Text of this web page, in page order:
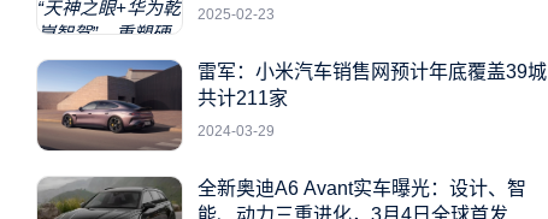
2025-02-23
雷军：小米汽车销售网预计年底覆盖39城
共计211家
2024-03-29
全新奥迪A6 Avant实车曝光：设计、智
能、动力三重进化，3月4日全球首发